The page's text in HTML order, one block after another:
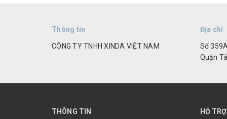
Thông tin
CÔNG TY TNHH XINDA VIỆT NAM
Địa chỉ
Số
Quận
THÔNG TIN HỖ TRỢ